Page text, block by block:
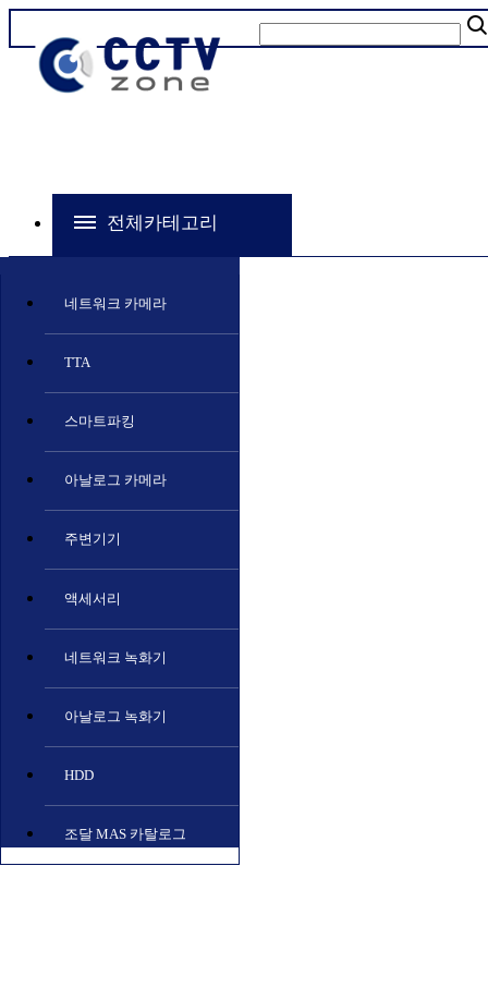
전체카테고리
네트워크 카메라
TTA
스마트파킹
아날로그 카메라
주변기기
액세서리
네트워크 녹화기
아날로그 녹화기
HDD
조달 MAS 카탈로그